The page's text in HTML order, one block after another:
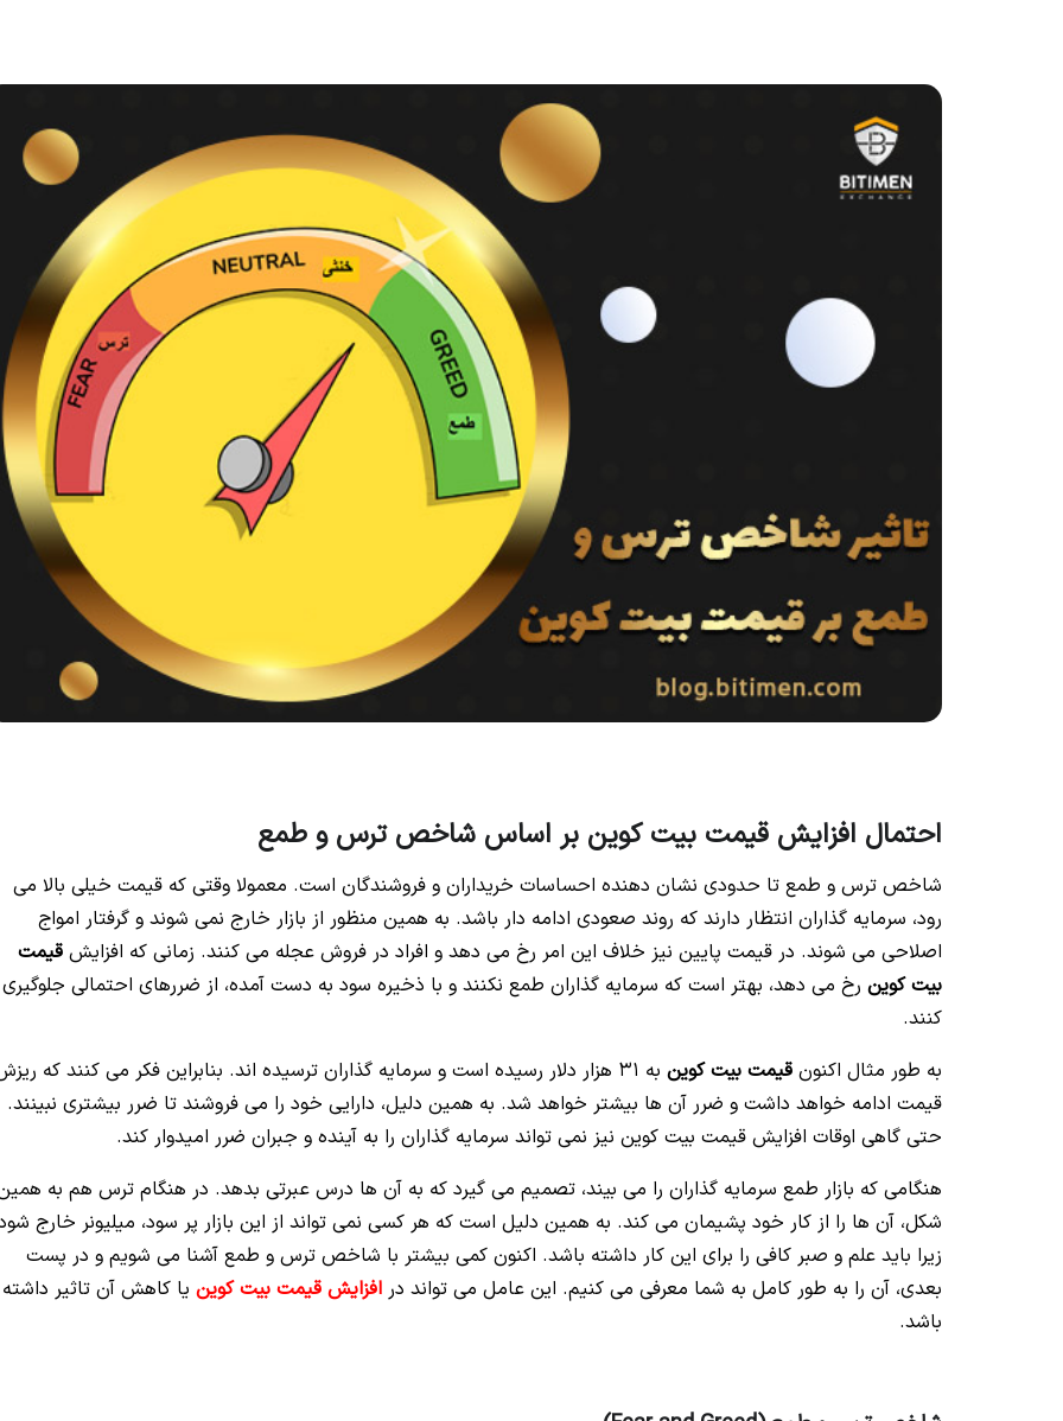
احتمال افزایش قیمت بیت کوین بر اساس شاخص ترس و طمع
شاخص ترس و طمع تا حدودی نشان دهنده احساسات خریداران و فروشندگان است. معمولا وقتی که قیمت خیلی بالا می
رود، سرمایه گذاران انتظار دارند که روند صعودی ادامه دار باشد. به همین منظور از بازار خارج نمی شوند و گرفتار امواج
اصلاحی می شوند. در قیمت پایین نیز خلاف این امر رخ می دهد و افراد در فروش عجله می کنند. زمانی که افزایش قیمت
بیت کوین رخ می دهد، بهتر است که سرمایه گذاران طمع نکنند و با ذخیره سود به دست آمده، از ضررهای احتمالی جلوگیری
کنند.
به طور مثال اکنون قیمت بیت کوین
به 31 هزار دلار رسیده است و سرمایه گذاران ترسیده اند. بنابراین فکر می کنند که
قیمت ادامه خواهد داشت و ضرر آن ها بیشتر خواهد شد. به همین دلیل، دارایی خود را می فروشند تا ضرر بیشتری نبینند.
حتی گاهی اوقات افزایش قیمت بیت کوین نیز نمی تواند سرمایه گذاران را به آینده و جبران ضرر امیدوار کند.
هنگامی که بازار طمع سرمایه گذاران را می بیند، تصمیم می گیرد که به آن ها درس عبرتی بدهد. در هنگام ترس هم به
شکل، آن ها را از کار خود پشیمان می کند. به همین دلیل است که هر کسی نمی تواند از این بازار پر سود، میلیونر خارج
زیرا باید علم و صبر کافی را برای این کار داشته باشد. اکنون کمی بیشتر با شاخص ترس و طمع آشنا می شویم و در پست
بعدی، آن را به طور کامل به شما معرفی می کنیم. این عامل می تواند در افزایش قیمت بیت کوین یا کاهش آن تاثیر داشته
باشد.